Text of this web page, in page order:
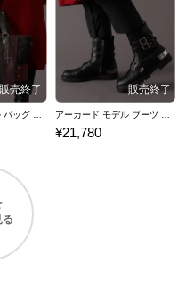
いは、今なお多くのファンを
アニメ化。また2006年には原作
が全10巻で発売され、高い評価
サイトで配信も行われていま
博しており、海外の反応につい
、その影響力の強さを知らし
ボの腕時計、バッグをはじめ、
¥21,780
る